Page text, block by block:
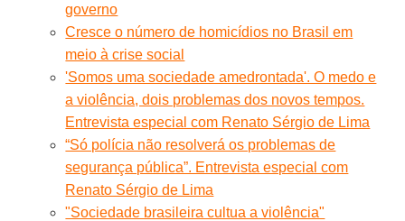
governo
Cresce o número de homicídios no Brasil em
meio à crise social
'Somos uma sociedade amedrontada'. O medo e
a violência, dois problemas dos novos tempos.
Entrevista especial com Renato Sérgio de Lima
“Só polícia não resolverá os problemas de
segurança pública”. Entrevista especial com
Renato Sérgio de Lima
"Sociedade brasileira cultua a violência"